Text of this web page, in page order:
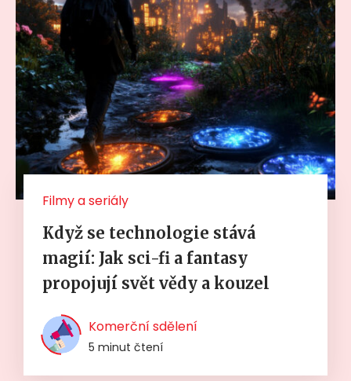
Filmy a seriály
Když se technologie stává
magií: Jak sci-fi a fantasy
propojují svět vědy a kouzel
Komerční sdělení
5 minut čtení